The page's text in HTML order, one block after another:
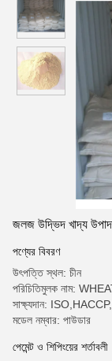
জলজ উদ্ভিদ খাদ্য
পণ্যের বিবরণ
উৎপত্তি স্থল: চীন
পরিচিতিমুলক নাম:
সাক্ষ্যদান:
মডেল নম্বার: পাউডার
পেমেন্ট ও শিপিংয়ের শর্তাবলী